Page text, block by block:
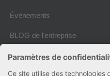
Événements
BLOG de l'entreprise